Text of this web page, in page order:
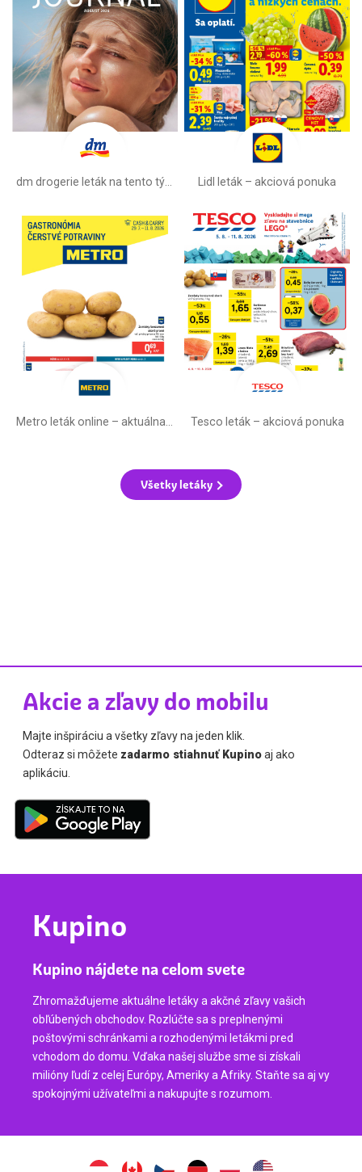
dm drogerie leták na tento týždeň Lidl leták –⁠ akciová ponuka
Tesco leták – akciová ponuka
Všetky letáky
Akcie a zľavy do mobilu
Majte inšpiráciu a všetky zľavy na jeden klik.
Odteraz si môžete zadarmo stiahnuť Kupinoaj ako
aplikáciu.
Kupino
Kupino nájdete na celom svete
Zhromažďujeme aktuálne letáky a akčné zľavy vašich
obľúbených obchodov. Rozlúčte sa s preplnenými
poštovými schránkami a rozhodenými letákmi pred
vchodom do domu. Vďaka našej službe sme si získali
milióny ľudí z celej Európy, Ameriky a Afriky. Staňte sa aj vy
spokojnými užívateľmi a nakupujte s rozumom.